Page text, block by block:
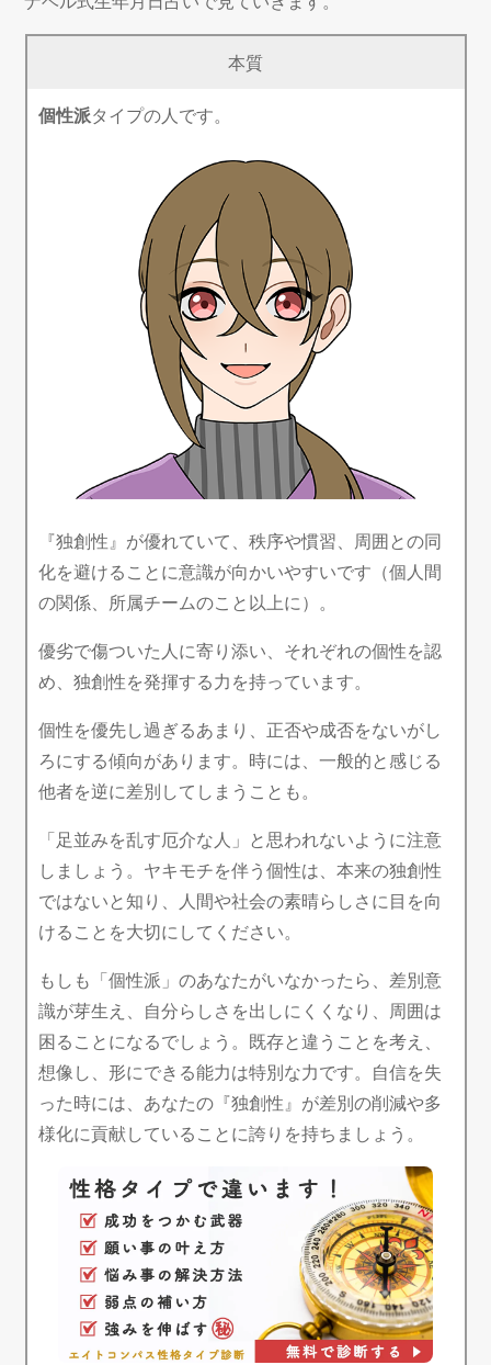
本質
個性派タイプの人です。
『独創性』が優れていて、秩序や慣習、周囲との同
化を避けることに意識が向かいやすいです（個人間
の関係、所属チームのこと以上に）。
優劣で傷ついた人に寄り添い、それぞれの個性を認
め、独創性を発揮する力を持っています。
個性を優先し過ぎるあまり、正否や成否をないがし
ろにする傾向があります。時には、一般的と感じる
他者を逆に差別してしまうことも。
「足並みを乱す厄介な人」と思われないように注意
しましょう。ヤキモチを伴う個性は、本来の独創性
ではないと知り、人間や社会の素晴らしさに目を向
けることを大切にしてください。
もしも「個性派」のあなたがいなかったら、差別意
識が芽生え、自分らしさを出しにくくなり、周囲は
困ることになるでしょう。既存と違うことを考え、
想像し、形にできる能力は特別な力です。自信を失
った時には、あなたの『独創性』が差別の削減や多
様化に貢献していることに誇りを持ちましょう。